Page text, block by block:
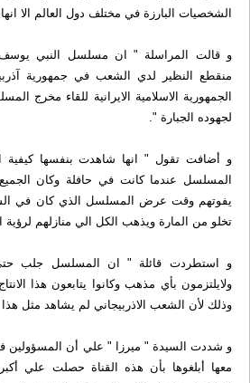
الشخصيات البارزة في مختلف دول العالم الا
و قالت المراسلة " ان مسلسل النبي يوسف
منقطع النظير لدي الشعب في جمهورية
الجمهورية الاسلامية الايرانية للقاء مخرج
لجهوده الجبارة ".
و أضافت تقول " انها شاهدت بنفسها كيفية‌
المسلسل عندما كانت في حافلة وكان
تخلو من المارة ويذهب الكل الي منازلهم
و استطردت قائلة " ان المسلسل جلب حتي
ولايلتزمون بأي مذهب وكانوا يتابعون هذا
وذلك لأن الشعب الاذربيجاني لم يشاهد مثل
معها أبلغوها بأن هذه القناة حصلت علي